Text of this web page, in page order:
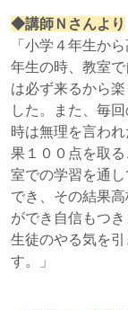
◆講師Ｎさんより
「小学４年生か
年生の時、教室
は必ず来るから
した。また、毎
時は無理を言わ
果１００点を取
室での学習を通
でき、その結果
ができ自信もつ
生徒のやる気を
す。」